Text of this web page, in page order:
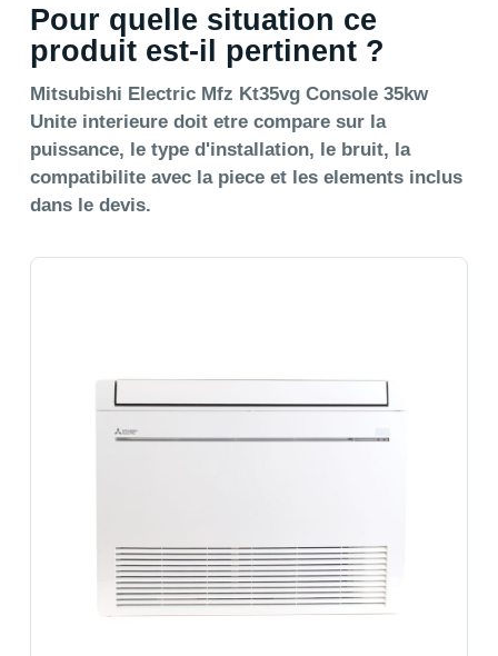
Pour quelle situation ce
produit est-il pertinent ?
Mitsubishi Electric Mfz Kt35vg Console 35kw
Unite interieure doit etre compare sur la
puissance, le type d'installation, le bruit, la
compatibilite avec la piece et les elements inclus
dans le devis.